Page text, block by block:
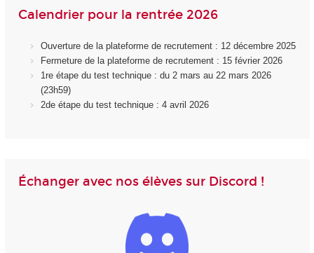
Calendrier pour la rentrée 2026
Ouverture de la plateforme de recrutement : 12 décembre 2025
Fermeture de la plateforme de recrutement : 15 février 2026
1re étape du test technique : du 2 mars au 22 mars 2026
(23h59)
2de étape du test technique : 4 avril 2026
Échanger avec nos élèves sur Discord !